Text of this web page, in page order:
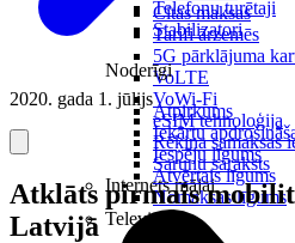
Citas maksas
Tarifi ārzemēs
5G pārklājuma
VoLTE
VoWi-Fi
eSIM tehnoloģija
Rēķina samaksas
Sarunu saraksts
Internets mājai
Telefonu turētaji
Stabilizatori
Noderīgi
Atpirkums
Iekārtu
Iespēju līgums
Atvērtais līgums
Nomaksas līgums
Televizori
2020. gada 1. jūlijs
Atklāts pirmais
Latvijā